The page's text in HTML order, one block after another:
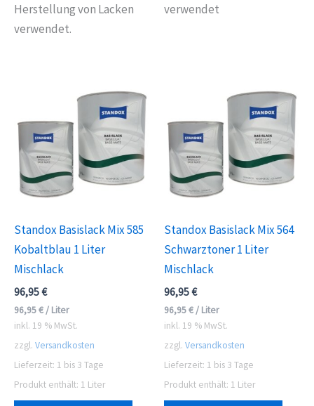
Herstellung von Lacken
verwendet.
verwendet
Standox Basislack Mix 585
Kobaltblau 1 Liter
Mischlack
96,95€
96,95€ / Liter
inkl. 19 % MwSt.
zzgl. Versandkosten
Lieferzeit: 1 bis 3 Tage
Produkt enthält: 1 Liter
Standox Basislack Mix 564
Schwarztoner 1 Liter
Mischlack
96,95€
96,95€ / Liter
inkl. 19 % MwSt.
zzgl. Versandkosten
Lieferzeit: 1 bis 3 Tage
Produkt enthält: 1 Liter